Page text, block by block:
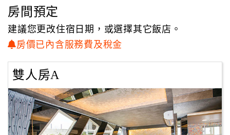
地
圖
顧
務
顧
客
房間預定
建議您更改住宿日期，或選擇其它飯店。
房價已內含服務費及稅金
雙人房A